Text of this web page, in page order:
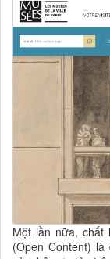
Một lần nữa, chất
(Open Content)